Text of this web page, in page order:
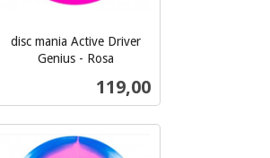
disc mania Active Driver
Genius - Rosa
Pris
119,00
Les mer